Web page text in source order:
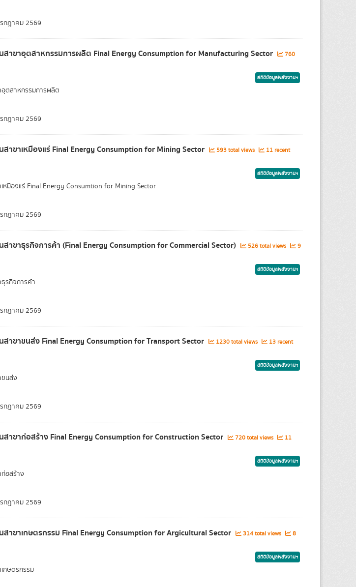
กฎาคม 2569
าขาอุตสาหกรรมการผลิต Final Energy Consumption for Manufacturing Sector
760
สถิติข้อมูลพลังงานฯ
ตสาหกรรมการผลิต
กฎาคม 2569
าขาเหมืองแร่ Final Energy Consumption for Mining Sector 593 total views
11 recent
สถิติข้อมูลพลังงานฯ
หมืองแร่ Final Energy Consumtion for Mining Sector
กฎาคม 2569
ขาธุรกิจการค้า (Final Energy Consumption for Commercial Sector) 526 total views
9
สถิติข้อมูลพลังงานฯ
รกิจการค้า
กฎาคม 2569
าขาขนส่ง Final Energy Consumption for Transport Sector 1230 total views
13 recent
สถิติข้อมูลพลังงานฯ
นส่ง
กฎาคม 2569
าขาก่อสร้าง Final Energy Consumption for Construction Sector 720 total views
11
สถิติข้อมูลพลังงานฯ
อสร้าง
กฎาคม 2569
าขาเกษตรกรรม Final Energy Consumption for Argicultural Sector 314 total views
8
สถิติข้อมูลพลังงานฯ
กษตรกรรม